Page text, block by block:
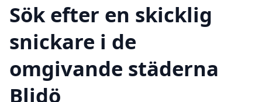
Sök efter en skicklig
snickare i de
omgivande städerna
Blidö